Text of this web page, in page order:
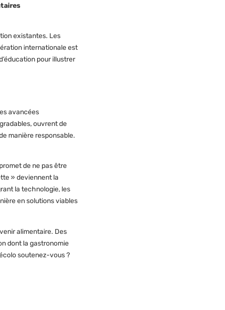
existantes. Les
internationale est
pour illustrer
avancées
ouvrent de
manière responsable.
de ne pas être
» deviennent la
la technologie, les
en solutions viables
alimentaire. Des
dont la gastronomie
soutenez-vous ?